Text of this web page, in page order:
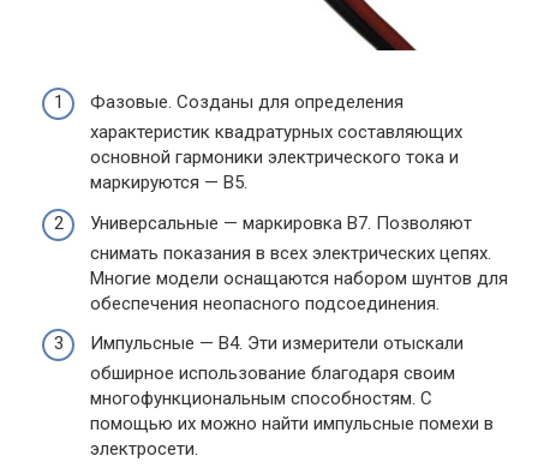
Фазовые. Созданы для определения
характеристик квадратурных составляющих
основной гармоники электрического тока и
маркируются — В5.
Универсальные — маркировка В7. Позволяют
снимать показания в всех электрических цепях.
Многие модели оснащаются набором шунтов для
обеспечения неопасного подсоединения.
Импульсные — В4. Эти измерители отыскали
обширное использование благодаря своим
многофункциональным способностям. С
помощью их можно найти импульсные помехи в
электросети.